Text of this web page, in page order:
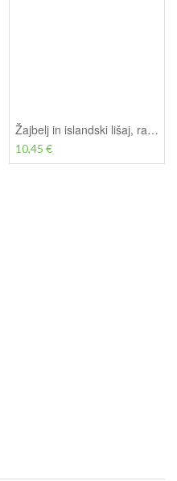
Žajbelj in islandski lišaj, raztopina z agavinim sirupom - Medex, 150ml
10,45 €